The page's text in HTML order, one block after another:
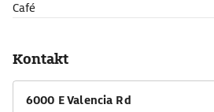
Café
Kontakt
6000 E Valencia Rd